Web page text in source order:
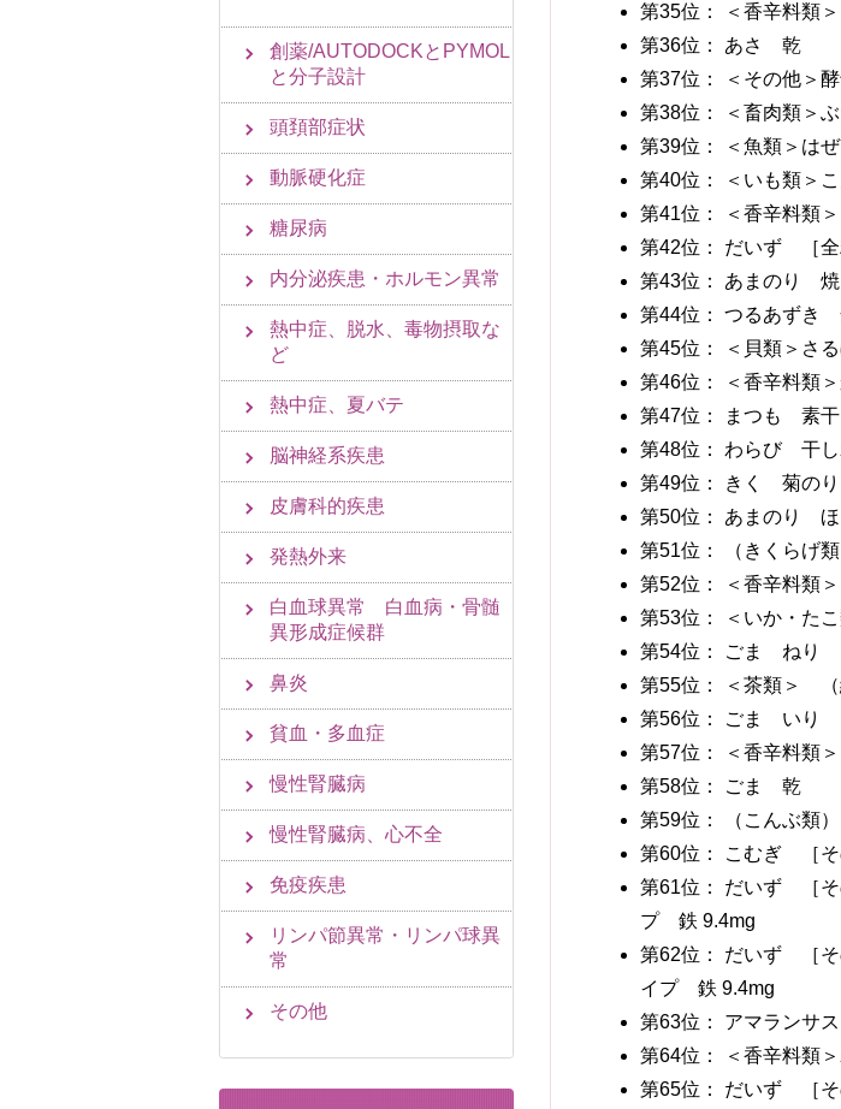
第35位： ＜香辛料
第36位： あさ 乾
第37位： ＜その他
第38位： ＜畜肉類
第39位： ＜魚類＞
第40位： ＜いも類
第41位： ＜香辛料
第42位： だいず ［
第43位： あまのり
第44位： つるあ
第45位： ＜貝類＞
第46位： ＜香辛料
第47位： まつも
第48位： わらび
第49位： きく 菊
第50位： あまのり
第51位： （きくら
第52位： ＜香辛料
第53位： ＜いか・
第54位： ごま ね
第55位： ＜茶類＞
第56位： ごま い
第57位： ＜香辛料
第58位： ごま 乾
第59位： （こんぶ
第60位： こむぎ ［
第61位： だいず ［
プ 鉄 9.4mg
第62位： だいず ［
イプ 鉄 9.4mg
第63位： アマラン
第64位： ＜香辛料
第65位： だいず ［
創薬/AUTODOCKとPYMOL
と分子設計
頭頚部症状
動脈硬化症
糖尿病
内分泌疾患・ホルモン異常
熱中症、脱水、毒物摂取な
ど
熱中症、夏バテ
脳神経系疾患
皮膚科的疾患
発熱外来
白血球異常 白血病・骨髄
異形成症候群
鼻炎
貧血・多血症
慢性腎臓病
慢性腎臓病、心不全
免疫疾患
リンパ節異常・リンパ球異
常
その他